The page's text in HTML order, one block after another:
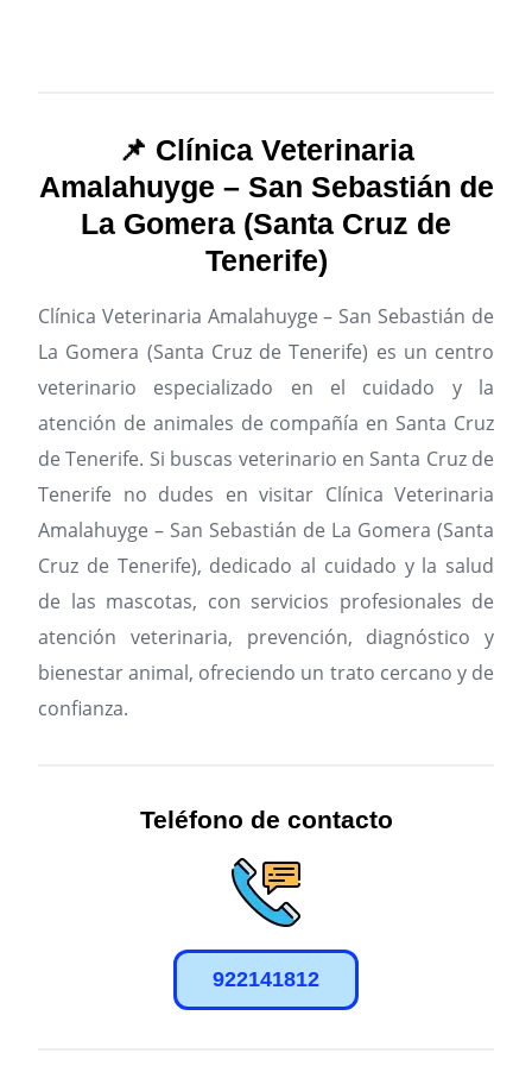
📌 Clínica Veterinaria
Amalahuyge – San Sebastián de
La Gomera (Santa Cruz de
Tenerife)
Clínica Veterinaria Amalahuyge – San Sebastián de
La Gomera (Santa Cruz de Tenerife) es un centro
veterinario especializado en el cuidado y la
atención de animales de compañía en Santa Cruz
de Tenerife. Si buscas veterinario en Santa Cruz de
Tenerife no dudes en visitar Clínica Veterinaria
Amalahuyge – San Sebastián de La Gomera (Santa
Cruz de Tenerife), dedicado al cuidado y la salud
de las mascotas, con servicios profesionales de
atención veterinaria, prevención, diagnóstico y
bienestar animal, ofreciendo un trato cercano y de
confianza.
Teléfono de contacto
922141812